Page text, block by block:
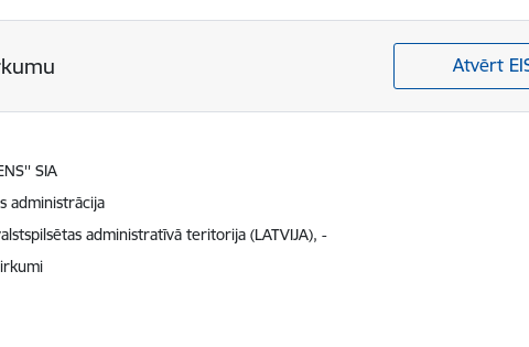
Atvērt
SIA
administrācija
administratīvā teritorija (LATVIJA), -